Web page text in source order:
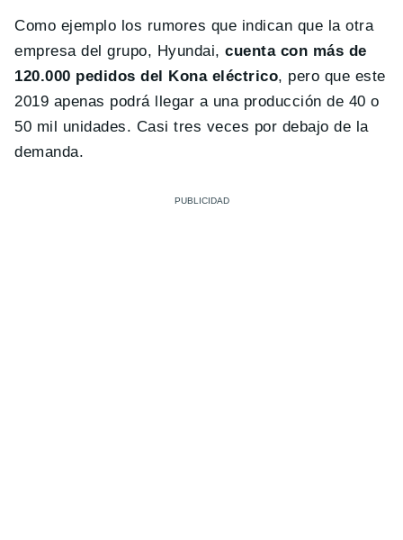
Como ejemplo los rumores que indican que la otra
empresa del grupo, Hyundai,cuenta con más de
120.000 pedidos del Kona eléctrico, pero que este
2019 apenas podrá llegar a una producción de 40 o
50 mil unidades. Casi tres veces por debajo de la
demanda.